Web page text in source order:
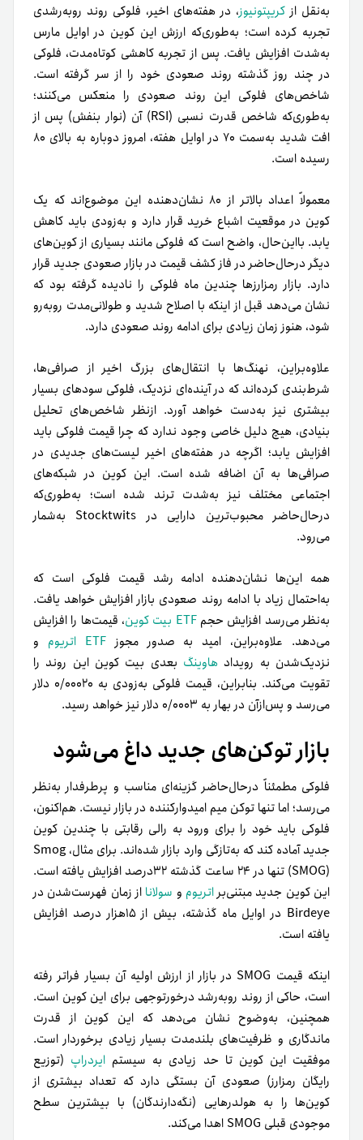
به‌نقل از کریپتونیوز، در هفته‌های اخیر، فلوکی روند روبه‌رشدی
تجربه کرده است؛ به‌طوری‌که ارزش این کوین در اوایل مارس
به‌شدت افزایش یافت. پس از تجربه کاهشی کوتاه‌مدت، فلوکی
در چند روز گذشته روند صعودی خود را از سر گرفته است.
شاخص‌های فلوکی این روند صعودی را منعکس می‌کنند؛
به‌طوری‌که شاخص قدرت نسبی (RSI) آن (نوار بنفش) پس از
افت شدید به‌سمت ۷۰ در اوایل هفته، امروز دوباره به بالای ۸۰
رسیده است.
معمولاً اعداد بالاتر از ۸۰ نشان‌دهنده این موضوع‌اند که یک
کوین در موقعیت اشباع خرید قرار دارد و به‌زودی باید کاهش
یابد. بااین‌حال، واضح است که فلوکی مانند بسیاری از کوین‌های
دیگر درحال‌حاضر در فاز کشف قیمت در بازار صعودی جدید قرار
دارد. بازار رمزارزها چندین ماه فلوکی را نادیده گرفته بود که
نشان می‌دهد قبل از اینکه با اصلاح شدید و طولانی‌مدت روبه‌رو
شود، هنوز زمان زیادی برای ادامه روند صعودی دارد.
علاوه‌بر‌این، نهنگ‌ها با انتقال‌های بزرگ اخیر از صرافی‌ها،
شرط‌بندی کرده‌اند که در آینده‌ای نزدیک، فلوکی سودهای بسیار
بیشتری نیز به‌دست خواهد آورد. از‌نظر شاخص‌های تحلیل
بنیادی، هیچ دلیل خاصی وجود ندارد که چرا قیمت فلوکی باید
افزایش یابد؛ اگرچه در هفته‌های اخیر لیست‌های جدیدی در
صرافی‌ها به آن اضافه شده است. این کوین در شبکه‌های
اجتماعی مختلف نیز به‌شدت ترند شده است؛ به‌طوری‌که
در‌حال‌حاضر محبوب‌ترین دارایی در Stocktwits به‌شمار
می‌رود.
همه این‌ها نشان‌دهنده ادامه رشد قیمت فلوکی است که
به‌احتمال زیاد با ادامه روند صعودی بازار افزایش خواهد یافت.
به‌نظر می‌رسد افزایش حجمETF بیت کوین
، قیمت‌ها را افزایش
می‌دهد. علاوه‌بر‌این، امید به صدور مجوزETF اتریوم
و
نزدیک‌شدن به رویداد هاوینگ بعدی بیت کوین این روند را
تقویت می‌کند. بنابراین، قیمت فلوکی به‌زودی به ۰/۰۰۰۲۰ دلار
می‌رسد و پس‌از‌آن در بهار به ۰/۰۰۰۳ دلار نیز خواهد رسید.
بازار توکن‌های جدید داغ می‌شود
فلوکی مطمئناً در‌حال‌حاضر گزینه‌ای مناسب و پرطرفدار به‌نظر
می‌رسد؛ اما تنها توکن میم امیدوارکننده در بازار نیست. هم‌اکنون،
فلوکی باید خود را برای ورود به رالی رقابتی با چندین کوین
جدید آماده کند که به‌تازگی وارد بازار شده‌اند. برای مثال، Smog
(SMOG) تنها در ۲۴ ساعت گذشته ۳۲درصد افزایش یافته است.
این کوین جدید مبتنی‌براتریوم و سولانا از زمان فهرست‌شدن در
Birdeye در اوایل ماه گذشته، بیش از ۱۵هزار درصد افزایش
یافته است.
اینکه قیمت SMOG در بازار از ارزش اولیه آن بسیار فراتر رفته
است، حاکی از روند روبه‌رشد درخورتوجهی برای این کوین است.
همچنین، به‌وضوح نشان می‌دهد که این کوین از قدرت
ماندگاری و ظرفیت‌های بلندمدت بسیار زیادی برخوردار است.
موفقیت این کوین تا حد زیادی به سیستم ایردراپ (توزیع
رایگان رمزارز) صعودی آن بستگی دارد که تعداد بیشتری از
کوین‌ها را به هولدرهایی (نگه‌دارندگان) با بیشترین سطح
موجودی قبلی SMOG اهدا می‌کند.